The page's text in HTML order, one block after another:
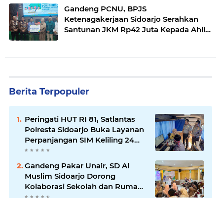
Gandeng PCNU, BPJS
Ketenagakerjaan Sidoarjo Serahkan
Santunan JKM Rp42 Juta Kepada Ahli
Berita Terpopuler
Peringati HUT RI 81, Satlantas
Polresta Sidoarjo Buka Layanan
Perpanjangan SIM Keliling 24
Jam Nonstop Selama 17 Hari.
Gandeng Pakar Unair, SD Al
Muslim Sidoarjo Dorong
Kolaborasi Sekolah dan Rumah